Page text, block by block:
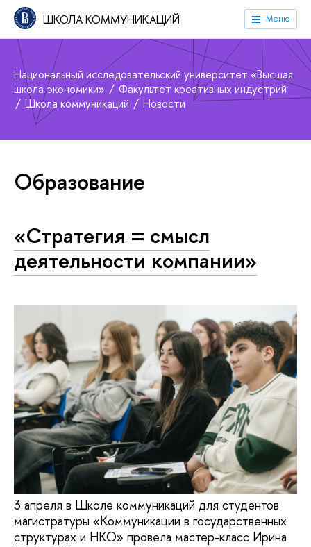
ШКОЛА КОММУНИКАЦИЙ Меню
Национальный исследовательский университет «Высшая
школа экономики»
Факультет креативных индустрий
Школа коммуникаций
Новости
Образование
«Стратегия = смысл
деятельности компании»
3 апреля в Школе коммуникаций для студентов
магистратуры «Коммуникации в государственных
структурах и НКО» провела мастер-класс Ирина